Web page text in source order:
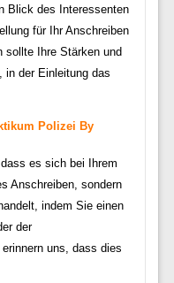
Blick des Interessenten
für Ihr Anschreiben
sollte Ihre Stärken und
in der Einleitung das
Polizei By
es sich bei Ihrem
Anschreiben, sondern
indem Sie einen
der
uns, dass dies